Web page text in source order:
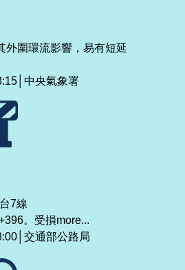
外圍環流影響，易有短延
中央氣象署
7線
。受損more...
交通部公路局